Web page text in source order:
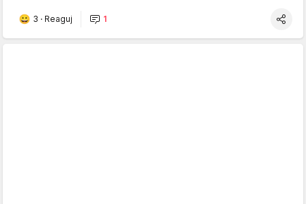
3 · Reaguj 1